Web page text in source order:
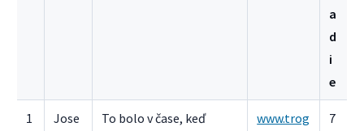
a
d
i
e
1
Jose
To bolo v čase, keď
www.trog
7